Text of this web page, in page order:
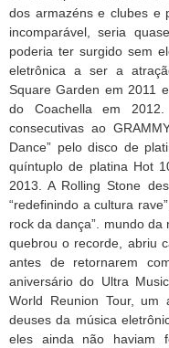
dos armazéns e clubes e
incomparável, seria
poderia ter surgido sem
eletrônica a ser a
Square Garden em 2011
do Coachella em 2012.
consecutivas ao
Dance” pelo disco de
quíntuplo de platina Hot
2013. A Rolling Stone
“redefinindo a cultura
rock da dança”. mundo da
quebrou o recorde, abriu
antes de retornarem
aniversário do Ultra
World Reunion Tour, um
deuses da música
eles ainda não haviam